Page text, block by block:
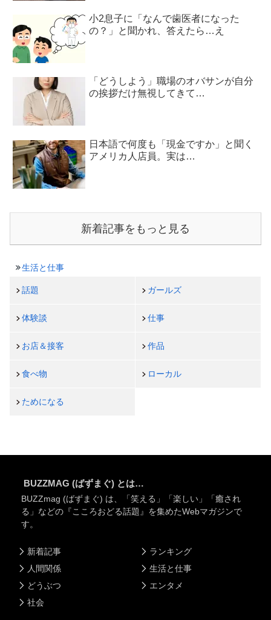
小2息子に「なんで歯医者になった
の？」と聞かれ、答えたら…え
「どうしよう」職場のオバサンが自分
の挨拶だけ無視してきて…
日本語で何度も「現金ですか」と聞く
アメリカ人店員。実は…
新着記事をもっと見る
生活と仕事
話題 ガールズ
体験談 仕事
お店＆接客 作品
食べ物 ローカル
ためになる
BUZZMAG (ばずまぐ) とは…
BUZZmag (ばずまぐ) は、「笑える」「楽しい」「癒され
る」などの『こころおどる話題』を集めたWebマガジンで
す。
新着記事
人間関係
どうぶつ
社会
ランキング
生活と仕事
エンタメ